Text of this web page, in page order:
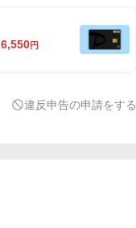
6,550円
違反申告の申請をする